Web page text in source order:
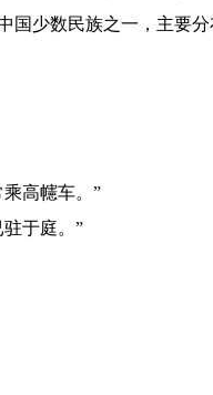
．中国少数民族之一，主
乘高幰车。”
驻于庭。”